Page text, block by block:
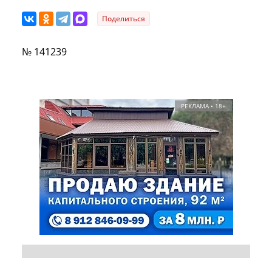
Поделиться
№ 141239
РЕКЛАМА • 18+